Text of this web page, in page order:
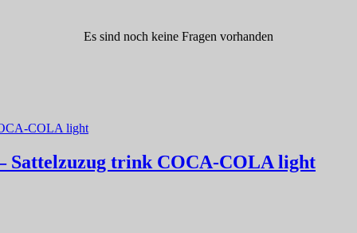
Es sind noch keine Fragen vorhanden
Sattelzuzug trink COCA-COLA light